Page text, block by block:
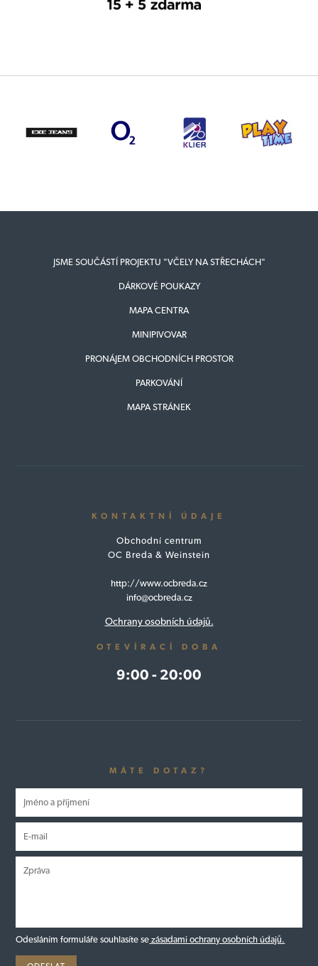
JSME SOUČÁSTÍ PROJEKTU "VČELY NA STŘECHÁCH"
DÁRKOVÉ POUKAZY
MAPA CENTRA
MINIPIVOVAR
PRONÁJEM OBCHODNÍCH PROSTOR
PARKOVÁNÍ
MAPA STRÁNEK
KONTAKTNÍ ÚDAJE
Obchodní centrum
OC Breda & Weinstein
http://www.ocbreda.cz
info@ocbreda.cz
Ochrany osobních údajů.
OTEVÍRACÍ DOBA
9:00 - 20:00
MÁTE DOTAZ?
Odesláním formuláře souhlasíte se zásadami ochrany osobních údajů.